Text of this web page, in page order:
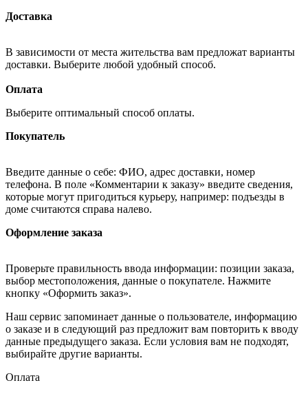
Доставка
В зависимости от места жительства вам предложат варианты
доставки. Выберите любой удобный способ.
Оплата
Выберите оптимальный способ оплаты.
Покупатель
Введите данные о себе: ФИО, адрес доставки, номер
телефона. В поле «Комментарии к заказу» введите сведения,
которые могут пригодиться курьеру, например: подъезды в
доме считаются справа налево.
Оформление заказа
Проверьте правильность ввода информации: позиции заказа,
выбор местоположения, данные о покупателе. Нажмите
кнопку «Оформить заказ».
Наш сервис запоминает данные о пользователе, информацию
о заказе и в следующий раз предложит вам повторить к вводу
данные предыдущего заказа. Если условия вам не подходят,
выбирайте другие варианты.
Оплата